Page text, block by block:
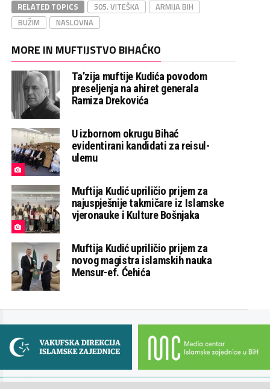
RELATED TOPICS 505. VITEŠKA
ARMIJA BIH
BUŽIM
NASLOVNA
MORE IN MUFTIJSTVO BIHAĆKO
Ta’zija muftije Kudića povodom
preseljenja na ahiret generala
Ramiza Drekovića
U izbornom okrugu Bihać
evidentirani kandidati za reisul-
ulemu
Muftija Kudić upriličio prijem za
najuspješnije takmičare iz Islamske
vjeronauke i Kulture Bošnjaka
Muftija Kudić upriličio prijem za
novog magistra islamskih nauka
Mensur-ef. Ćehića